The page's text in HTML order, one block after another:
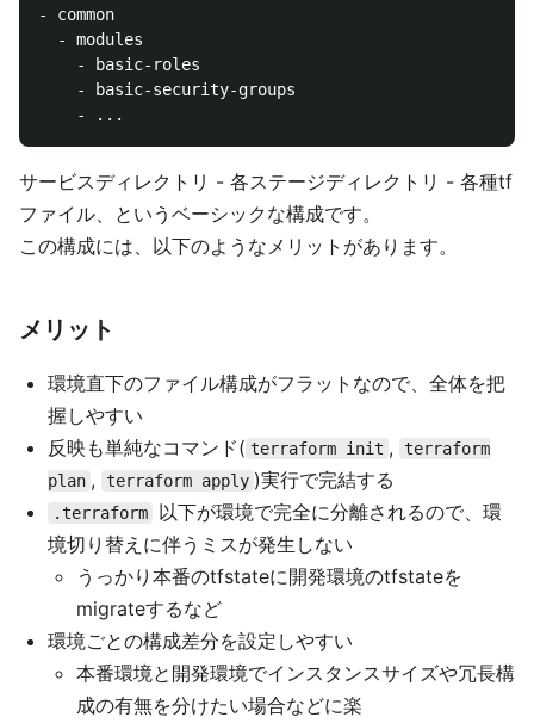
- common
  - modules
    - basic-roles
    - basic-security-groups
サービスディレクトリ - 各ステージディレクトリ - 各種tf
ファイル、というベーシックな構成です。
この構成には、以下のようなメリットがあります。
メリット
環境直下のファイル構成がフラットなので、全体を把
握しやすい
反映も単純なコマンド( terraform init ,
terraform
plan , terraform apply )実行で完結する
.terraform
以下が環境で完全に分離されるので、環
境切り替えに伴うミスが発生しない
うっかり本番のtfstateに開発環境のtfstateを
migrateするなど
環境ごとの構成差分を設定しやすい
本番環境と開発環境でインスタンスサイズや冗長構
成の有無を分けたい場合などに楽